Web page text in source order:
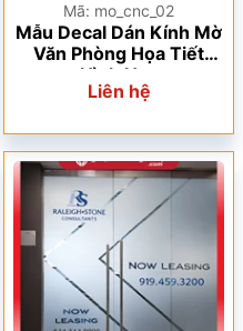
Mã: mo_cnc_02
Mẫu Decal Dán Kính Mờ
Văn Phòng Họa Tiết
Hình Học
Liên hệ